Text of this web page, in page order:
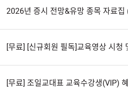
2026년증시전망&유망종목자료집
[무료][신규회원필독]교육영상시
[무료]조일교대표교육수강생(VIP)